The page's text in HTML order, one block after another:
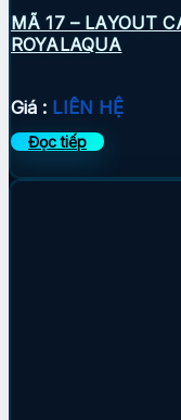
MÃ 17 – LAYOUT
ROYALAQUA
Giá : LIÊN HỆ
Đọc tiếp